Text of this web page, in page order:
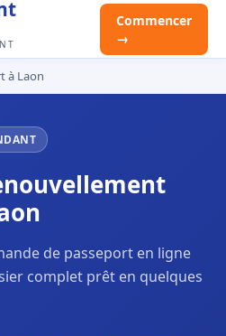
Commencer
→
à Laon
de passeport en ligne
complet prêt en quelques